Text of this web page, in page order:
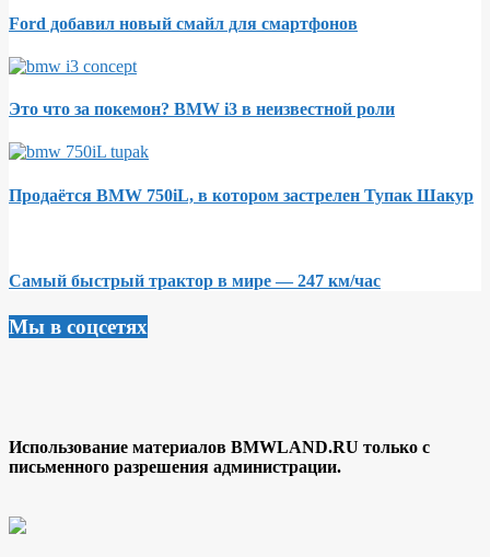
Ford добавил новый смайл для смартфонов
Это что за покемон? BMW i3 в неизвестной роли
Продаётся BMW 750iL, в котором застрелен Тупак Шакур
Самый быстрый трактор в мире — 247 км/час
Мы в соцсетях
Использование материалов BMWLAND.RU только с
письменного разрешения администрации.